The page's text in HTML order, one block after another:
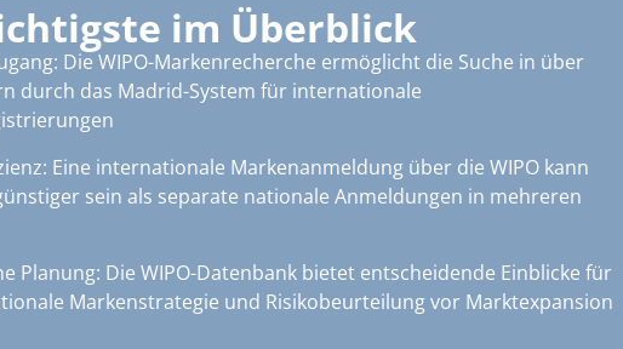
im Überblick
Die WIPO-Markenrecherche ermöglicht die Suche in über
durch das Madrid-System für internationale
Eine internationale Markenanmeldung über die WIPO kann
sein als separate nationale Anmeldungen in mehreren
Planung: Die WIPO-Datenbank bietet entscheidende Einblicke für
Markenstrategie und Risikobeurteilung vor Marktexpansion